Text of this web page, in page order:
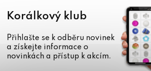
Korálkový klub
Přihlašte se k odběru novinek
a získejte informace o
novinkách a přístup k akcím.